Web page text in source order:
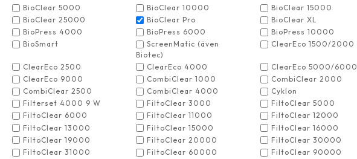
BioClear 5000
BioClear 10000
BioClear 15000
BioClear 25000
BioClear Pro
BioClear XL
BioPress 4000
BioPress 6000
BioPress 10000
BioSmart
ScreenMatic (även
Biotec)
ClearEco 1500/2000
ClearEco 2500 ClearEco 4000
ClearEco 5000/6000
ClearEco 9000
CombiClear 1000
CombiClear 2000
CombiClear 2500
CombiClear 4000
Cyklon
Filterset 4000 9 W
FiltoClear 3000
FiltoClear 5000
FiltoClear 6000
FiltoClear 11000
FiltoClear 12000
FiltoClear 13000
FiltoClear 15000
FiltoClear 16000
FiltoClear 19000
FiltoClear 20000
FiltoClear 30000
FiltoClear 31000
FiltoClear 60000
FiltoClear 90000